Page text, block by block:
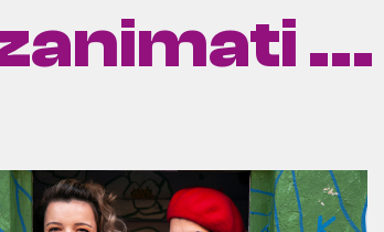
...